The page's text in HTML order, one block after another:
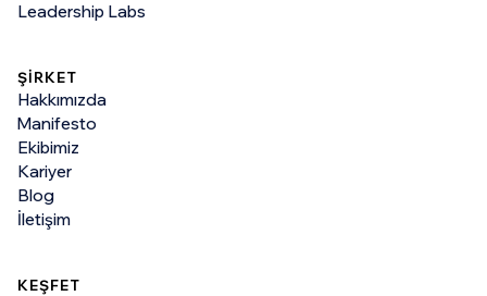
Leadership Labs
ŞİRKET
Hakkımızda
Manifesto
Ekibimiz
Kariyer
Blog
İletişim
KEŞFET